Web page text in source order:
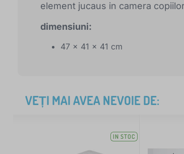
element jucaus in camera
dimensiuni:
47 x 41 x 41 cm
VEȚI MAI AVEA NEVOIE DE:
IN STOC